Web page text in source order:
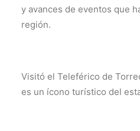
y avances de eventos que
región.
Visitó el Teleférico de
es un ícono turístico del